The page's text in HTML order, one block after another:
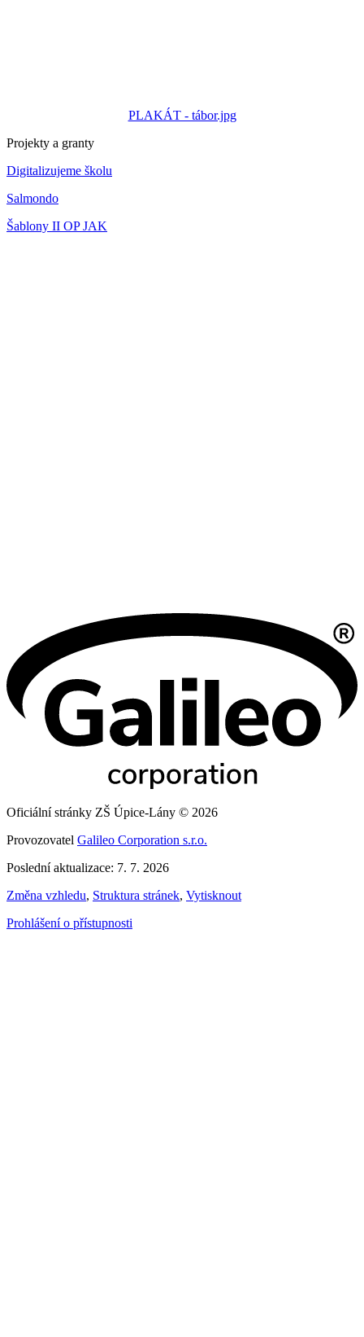
PLAKÁT - tábor.jpg
Projekty a granty
Digitalizujeme školu
Salmondo
Šablony II OP JAK
Oficiální stránky ZŠ Úpice-Lány © 2026
Provozovatel Galileo Corporation s.r.o.
Poslední aktualizace: 7. 7. 2026
Změna vzhledu, Struktura stránek, Vytisknout
Prohlášení o přístupnosti